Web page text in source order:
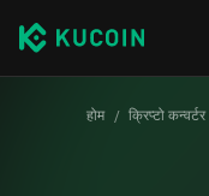
होम / क्रिप्टो कन्वर्टर